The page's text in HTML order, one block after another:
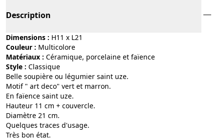
Description
Dimensions : H11 x L21
Couleur :
multicolore
Matériaux :
céramique, porcelaine et faïence
Style :
classique
Belle soupière ou légumier saint uze.
Motif " art deco" vert et marron.
En faïence saint uze.
Hauteur 11 cm + couvercle.
Diamètre 21 cm.
Quelques traces d'usage.
Très bon état.